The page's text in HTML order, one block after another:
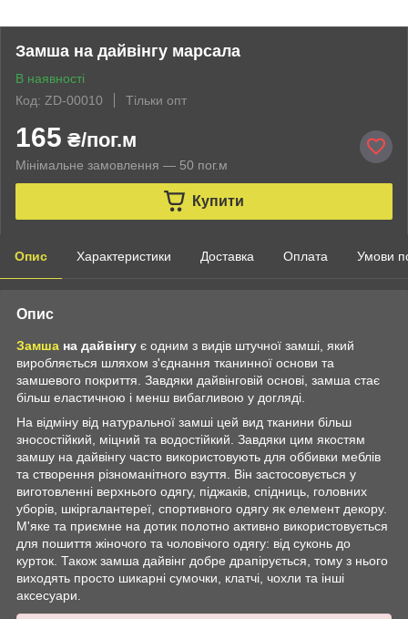
Замша на дайвінгу марсала
В наявності
Код: ZD-00010
Тільки опт
165 ₴/пог.м
Мінімальне замовлення — 50 пог.м
Купити
Опис Характеристики Доставка Оплата Умови
Опис
Замша на дайвінгу є одним з видів штучної замші, який
виробляється шляхом з'єднання тканинної основи та
замшевого покриття. Завдяки дайвінговій основі, замша стає
більш еластичною і менш вибагливою у догляді.
На відміну від натуральної замші цей вид тканини більш
зносостійкий, міцний та водостійкий. Завдяки цим якостям
замшу на дайвінгу часто використовують для оббивки меблів
та створення різноманітного взуття. Він застосовується у
виготовленні верхнього одягу, піджаків, спідниць, головних
уборів, шкіргалантереї, спортивного одягу як елемент декору.
М'яке та приємне на дотик полотно активно використовується
для пошиття жіночого та чоловічого одягу: від суконь до
курток. Також замша дайвінг добре драпірується, тому з нього
виходять просто шикарні сумочки, клатчі, чохли та інші
аксесуари.